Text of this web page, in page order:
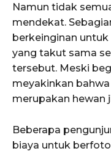
Namun tidak
mendekat.
berkeinginan
yang takut sama
tersebut. Meski
meyakinkan
merupakan hewan
Beberapa
biaya untuk